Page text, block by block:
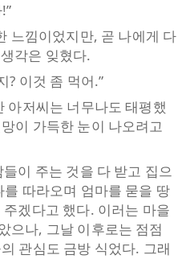
느낌이었지만, 곧 나에게 다
각은 잊혔다.
? 이것 좀 먹어.”
아저씨는 너무나도 태평했
이 가득한 눈이 나오려고
이 주는 것을 다 받고 집으
따라오며 엄마를 묻을 땅
겠다고 했다. 이러는 마을
으나, 그날 이후로는 점점
관심도 금방 식었다. 그래